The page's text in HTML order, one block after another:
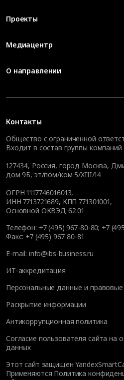
Контакты
Общество с ограниченной
Входит в состав группы компаний
127434, Россия, город Москва,
дом 9Б, эт/пом/ком 5/XIII/14
ОГРН 1117746016013,
ИНН 7713721689, КПП 771301001,
Основной ОКВЭД 62.01
Телефон: +7 (495) 967-80-80; +7
Факс: +7 (495) 967-80-81
E-mail: info@ibs-business.ru
ИТ-аккредитация
Персональные данные и правовые
Раскрытие информации
Антикоррупционная политика
Согласие пользователя сайта на
данных
Этот сайт защищен
Применяются Политика
Проекты
Медиацентр
О направлении